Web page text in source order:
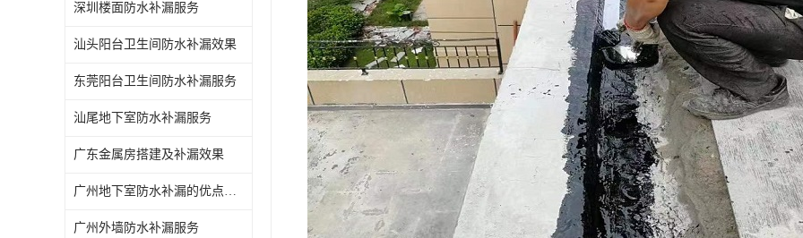
深圳楼面防水补漏服务
汕头阳台卫生间防水补漏效果
东莞阳台卫生间防水补漏服务
汕尾地下室防水补漏服务
广东金属房搭建及补漏效果
广州地下室防水补漏的优点和缺点
广州外墙防水补漏服务